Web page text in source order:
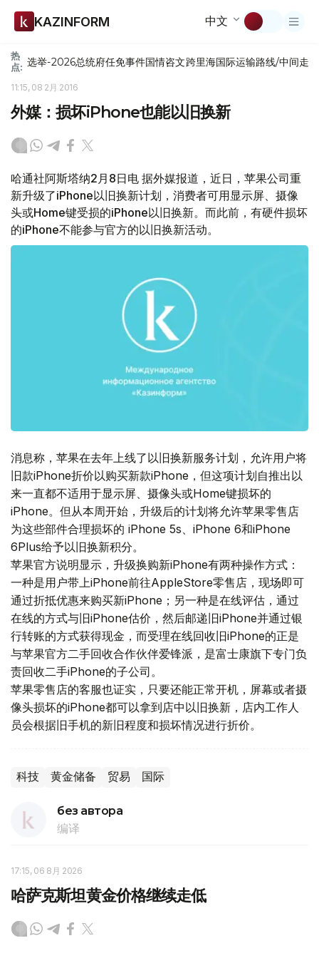
KAZINFORM 中文
热
点: 选举-2026总统府任免事件国情咨文跨里海国际运输路线/中间走廊
11:15, 08 2月 2016
外媒：损坏iPhone也能以旧换新
哈通社阿斯塔纳2月8日电 据外媒报道，近日，苹果公司重
新升级了iPhone以旧换新计划，消费者可用显示屏、摄像
头或Home键受损的iPhone以旧换新。而此前，有硬件损坏
的iPhone不能参与官方的以旧换新活动。
消息称，苹果在去年上线了以旧换新服务计划，允许用户将
旧款iPhone折价以购买新款iPhone，但这项计划自推出以
来一直都不适用于显示屏、摄像头或Home键损坏的
iPhone。但从本周开始，升级后的计划将允许苹果零售店
为这些部件合理损坏的 iPhone 5s、iPhone 6和iPhone
6Plus给予以旧换新积分。
苹果官方说明显示，升级换购新iPhone有两种操作方式：
一种是用户带上iPhone前往AppleStore零售店，现场即可
通过折抵优惠来购买新iPhone；另一种是在线评估，通过
在线的方式与旧iPhone估价，然后邮递旧iPhone并通过银
行转账的方式获得现金，而受理在线回收旧iPhone的正是
与苹果官方二手回收合作伙伴爱锋派，是富士康旗下专门负
责回收二手iPhone的子公司。
苹果零售店的客服也证实，只要还能正常开机，屏幕或者摄
像头损坏的iPhone都可以拿到店中以旧换新，店内工作人
员会根据旧手机的新旧程度和损坏情况进行折价。
科技 黄金储备 贸易 国际
без автора
编译
17:15, 06 8月 2026
哈萨克斯坦黄金价格继续走低